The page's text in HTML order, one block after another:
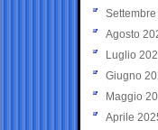
Agosto
Luglio
Giugno
Maggio
Aprile